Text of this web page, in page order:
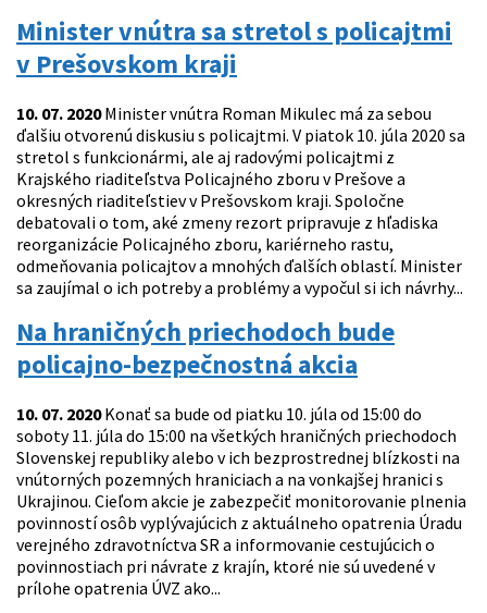
Minister vnútra sa stretol s policajtmi
v Prešovskom kraji
10. 07. 2020Minister vnútra Roman Mikulec má za sebou
ďalšiu otvorenú diskusiu s policajtmi. V piatok 10. júla 2020 sa
stretol s funkcionármi, ale aj radovými policajtmi z
Krajského riaditeľstva Policajného zboru v Prešove a
okresných riaditeľstiev v Prešovskom kraji. Spoločne
debatovali o tom, aké zmeny rezort pripravuje z hľadiska
reorganizácie Policajného zboru, kariérneho rastu,
odmeňovania policajtov a mnohých ďalších oblastí. Minister
sa zaujímal o ich potreby a problémy a vypočul si ich návrhy...
Na hraničných priechodoch bude
policajno-bezpečnostná akcia
10. 07. 2020Konať sa bude od piatku 10. júla od 15:00 do
soboty 11. júla do 15:00 na všetkých hraničných priechodoch
Slovenskej republiky alebo v ich bezprostrednej blízkosti na
vnútorných pozemných hraniciach a na vonkajšej hranici s
Ukrajinou. Cieľom akcie je zabezpečiť monitorovanie plnenia
povinností osôb vyplývajúcich z aktuálneho opatrenia Úradu
verejného zdravotníctva SR a informovanie cestujúcich o
povinnostiach pri návrate z krajín, ktoré nie sú uvedené v
prílohe opatrenia ÚVZ ako...